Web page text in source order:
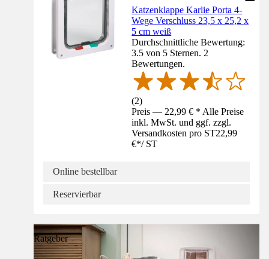
Katzenklappe Karlie Porta 4-
Wege Verschluss 23,5 x 25,2 x
5 cm weiß
Durchschnittliche Bewertung:
3.5 von 5 Sternen. 2
Bewertungen.
(2)
Preis — 22,99 € * Alle Preise
inkl. MwSt. und ggf. zzgl.
Versandkosten pro ST22,99
€*/ ST
Online bestellbar
Reservierbar
Ratgeber